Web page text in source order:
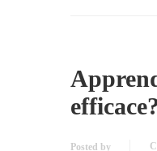
Posted by